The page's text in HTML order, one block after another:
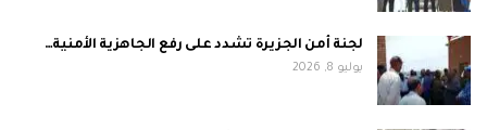
لجنة أمن الجزيرة تشدد على رفع الجاهزية الأمنية…
يوليو 8, 2026